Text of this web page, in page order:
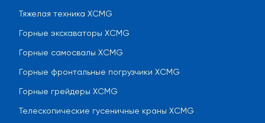
Тяжелая техника XCMG
Горные экскаваторы XCMG
Горные самосвалы XCMG
Горные фронтальные погрузчики XCMG
Горные грейдеры XCMG
Телескопические гусеничные краны XCMG